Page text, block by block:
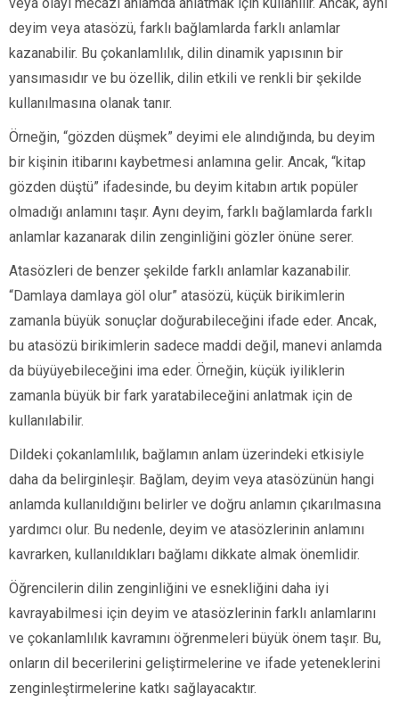
veya olayı mecazi anlamda anlatmak için kullanılır. Ancak, aynı
deyim veya atasözü, farklı bağlamlarda farklı anlamlar
kazanabilir. Bu çokanlamlılık, dilin dinamik yapısının bir
yansımasıdır ve bu özellik, dilin etkili ve renkli bir şekilde
kullanılmasına olanak tanır.
Örneğin, “gözden düşmek” deyimi ele alındığında, bu deyim
bir kişinin itibarını kaybetmesi anlamına gelir. Ancak, “kitap
gözden düştü” ifadesinde, bu deyim kitabın artık popüler
olmadığı anlamını taşır. Aynı deyim, farklı bağlamlarda farklı
anlamlar kazanarak dilin zenginliğini gözler önüne serer.
Atasözleri de benzer şekilde farklı anlamlar kazanabilir.
“Damlaya damlaya göl olur” atasözü, küçük birikimlerin
zamanla büyük sonuçlar doğurabileceğini ifade eder. Ancak,
bu atasözü birikimlerin sadece maddi değil, manevi anlamda
da büyüyebileceğini ima eder. Örneğin, küçük iyiliklerin
zamanla büyük bir fark yaratabileceğini anlatmak için de
kullanılabilir.
Dildeki çokanlamlılık, bağlamın anlam üzerindeki etkisiyle
daha da belirginleşir. Bağlam, deyim veya atasözünün hangi
anlamda kullanıldığını belirler ve doğru anlamın çıkarılmasına
yardımcı olur. Bu nedenle, deyim ve atasözlerinin anlamını
kavrarken, kullanıldıkları bağlamı dikkate almak önemlidir.
Öğrencilerin dilin zenginliğini ve esnekliğini daha iyi
kavrayabilmesi için deyim ve atasözlerinin farklı anlamlarını
ve çokanlamlılık kavramını öğrenmeleri büyük önem taşır. Bu,
onların dil becerilerini geliştirmelerine ve ifade yeteneklerini
zenginleştirmelerine katkı sağlayacaktır.